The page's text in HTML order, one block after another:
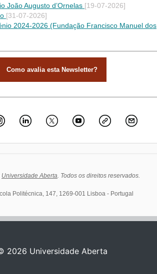
João Augusto d’Ornelas [19-07-2026]
[31-07-2026]
2024-2026 (Fundação Francisco Manuel dos
Como avalia esta Newsletter?
Universidade Aberta. Todos os direitos reservados.
Politécnica, 147, 1269-001 Lisboa - Portugal
2026 Universidade Aberta